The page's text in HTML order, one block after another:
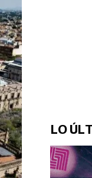
LO